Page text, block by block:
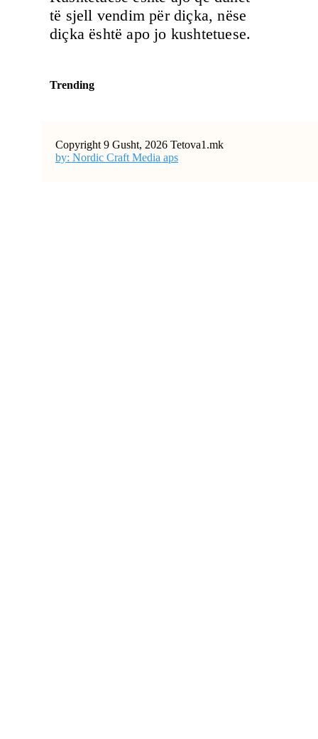
të sjell vendim për diçka, nëse
diçka është apo jo kushtetuese.
Trending
Copyright 9 Gusht, 2026 Tetova1.mk
by: Nordic Craft Media aps